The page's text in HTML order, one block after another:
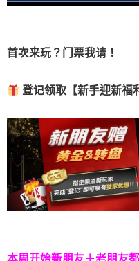
首次来玩？门票我请！
登记领取【新手迎新福